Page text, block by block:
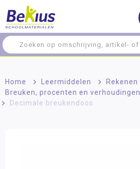
Home > Leermiddelen > Rekenen
Breuken, procenten en verhoudingen
Decimale breukendoos